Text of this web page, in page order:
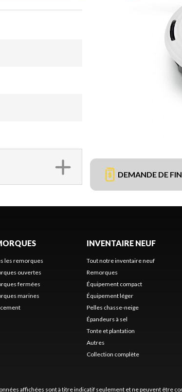
DEMANDE DE
les remorques
ouvertes
fermées
marines
INVENTAIRE NEUF
Tout notre inventaire neuf
Remorques
Équipement compact
Équipement léger
Pelles chasse-neige
Épandeurs à sel
Tonte et plantation
Autres
Collection complète
affichées sont à titre indicatif seulement et ne peuvent être